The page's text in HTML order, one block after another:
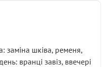
заміна шківа, ременя,
вранці завіз, ввечері